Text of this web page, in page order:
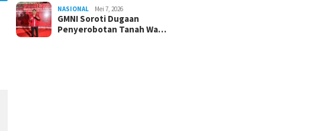
NASIONAL Mei 7, 2026
GMNI Soroti Dugaan
Penyerobotan Tanah Wa…